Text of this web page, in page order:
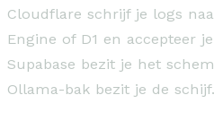
Cloudflare schrijf je logs
Engine of D1 en accepteer
Supabase bezit je het
Ollama-bak bezit je de schijf.